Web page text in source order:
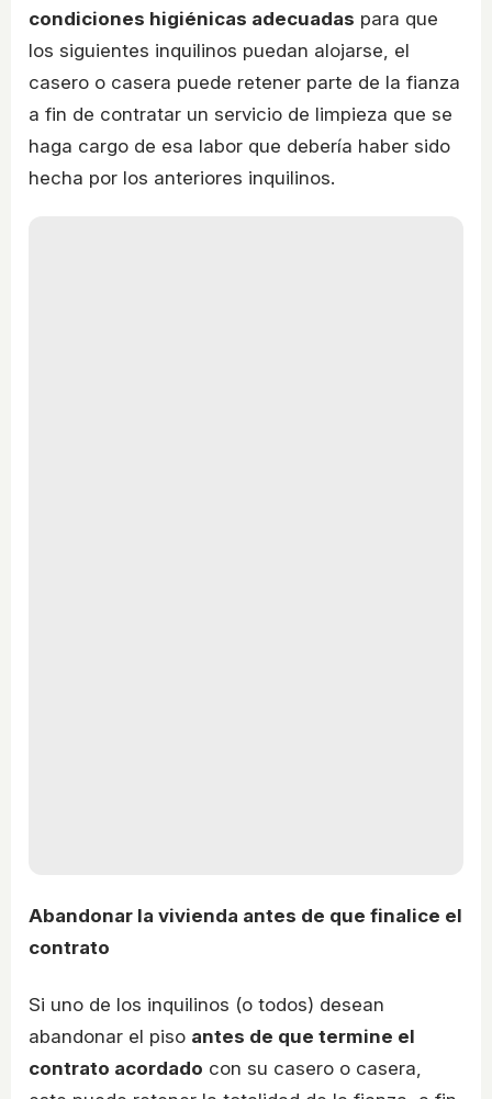
condiciones higiénicas adecuadas para que
los siguientes inquilinos puedan alojarse, el
casero o casera puede retener parte de la fianza
a fin de contratar un servicio de limpieza que se
haga cargo de esa labor que debería haber sido
hecha por los anteriores inquilinos.
Abandonar la vivienda antes de que finalice el
contrato
Si uno de los inquilinos (o todos) desean
abandonar el piso antes de que termine el
contrato acordado con su casero o casera,